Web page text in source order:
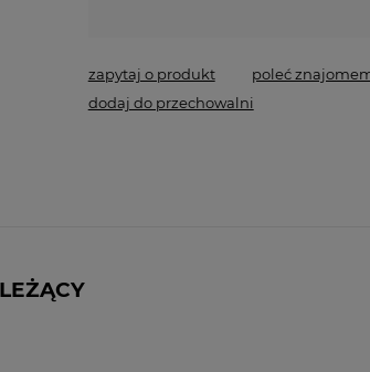
zapytaj o produkt poleć
dodaj do przechowalni